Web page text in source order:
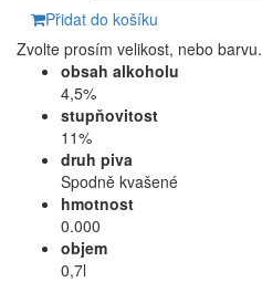
Přidat do košíku
Zvolte prosím velikost, nebo barvu.
obsah alkoholu
4,5%
stupňovitost
11%
druh piva
Spodně kvašené
hmotnost
0.000
objem
0,7l